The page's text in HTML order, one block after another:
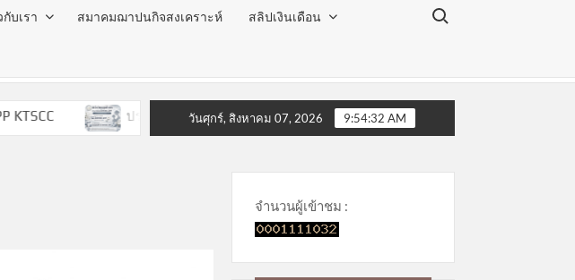
กับเรา สมาคมฌาปนกิจสงเคราะห์ สลิปเงินเดือน
Search for:
ประกาศวันหยุด ประจำเดือนสิงหาคม 2569 โครงการโลกสวย ตาใส ไร้ต้อ
วันศุกร์, สิงหาคม 07, 2026 9:54:33 AM
จำนวนผู้เข้าชม :